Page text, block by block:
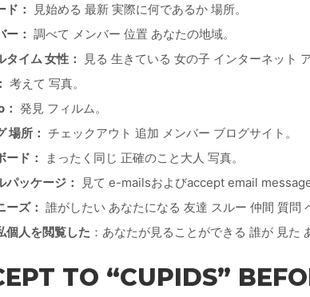
ド：
見始める 最新 実際に何であるか 場所。
ー： 調べて メンバー 位置 あなたの地域。
タイム 女性：
見る 生きている 女の子 インターネット
考えて 写真。
発見 フィルム。
場所： チェックアウト 追加 メンバー ブログサイト。
ード：
まったく同じ 正確のこと大人 写真。
パッケージ：
見て e-mailsおよびaccept email
ーズ： 誰がしたい あなたになる 友達 スルー 仲間 質問
個人を閲覧した ：あなたが見ることができる 誰が 見た
TO “CUPIDS”